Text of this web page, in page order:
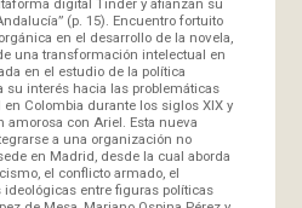
(p. 15). Encuentro fortuito
en el desarrollo de la novela,
una transformación intelectual en
en el estudio de la política
su interés hacia las problemáticas
Colombia durante los siglos XIX y
amorosa con Ariel. Esta nueva
a una organización no
en Madrid, desde la cual aborda
el conflicto armado, el
ideológicas entre figuras políticas